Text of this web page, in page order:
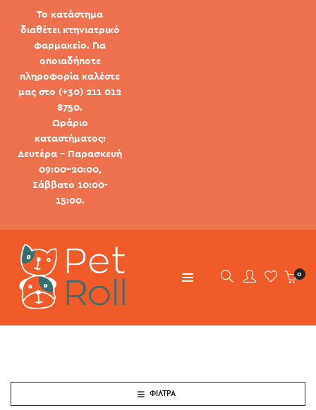
Το κατάστημα
διαθέτει κτηνιατρικό
φαρμακείο. Για
οποιαδήποτε
πληροφορία καλέστε
μας στο (+30) 211 012
8750.
Ωράριο
καταστήματος:
Δευτέρα - Παρασκευή
09:00-20:00,
Σάββατο 10:00-
15:00.
0
ΦΊΛΤΡΑ